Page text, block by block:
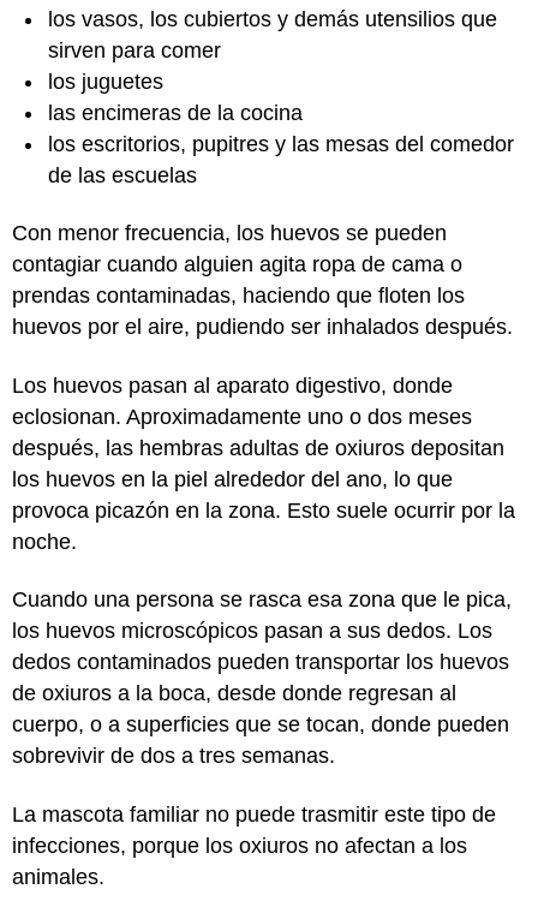
los vasos, los cubiertos y demás utensilios que
sirven para comer
los juguetes
las encimeras de la cocina
los escritorios, pupitres y las mesas del comedor
de las escuelas
Con menor frecuencia, los huevos se pueden
contagiar cuando alguien agita ropa de cama o
prendas contaminadas, haciendo que floten los
huevos por el aire, pudiendo ser inhalados después.
Los huevos pasan al aparato digestivo, donde
eclosionan. Aproximadamente uno o dos meses
después, las hembras adultas de oxiuros depositan
los huevos en la piel alrededor del ano, lo que
provoca picazón en la zona. Esto suele ocurrir por la
noche.
Cuando una persona se rasca esa zona que le pica,
los huevos microscópicos pasan a sus dedos. Los
dedos contaminados pueden transportar los huevos
de oxiuros a la boca, desde donde regresan al
cuerpo, o a superficies que se tocan, donde pueden
sobrevivir de dos a tres semanas.
La mascota familiar no puede trasmitir este tipo de
infecciones, porque los oxiuros no afectan a los
animales.